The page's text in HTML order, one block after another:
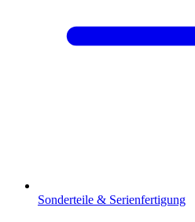
Sonderteile & Serienfertigung